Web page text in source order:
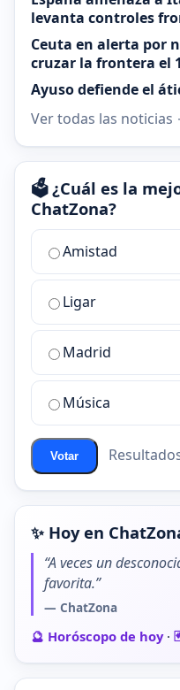
levanta controles
Ceuta en alerta por
cruzar la frontera el
Ayuso defiende el
Ver todas las noticias
🗳️ ¿Cuál es la
ChatZona?
¿Cuál
la
mejor
sala
chat
ChatZona?
Amistad
Ligar
Madrid
Música
Votar
✨ Hoy en
“A veces un
favorita.”
— ChatZona
🔮 Horóscopo de hoy·